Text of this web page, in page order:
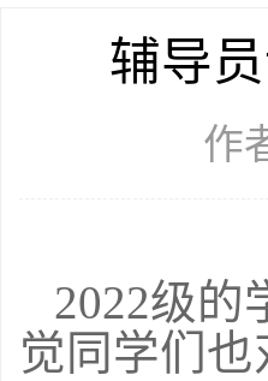
辅导
作
2022级的
觉同学们